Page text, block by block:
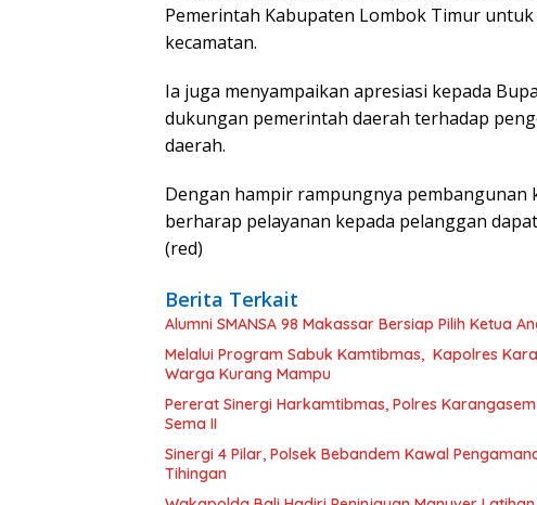
Pemerintah Kabupaten Lombok Timur
kecamatan.
Ia juga menyampaikan apresiasi kepada
dukungan pemerintah daerah terhadap
daerah.
Dengan hampir rampungnya
berharap pelayanan kepada pelanggan
(red)
Berita Terkait
Alumni SMANSA 98 Makassar Bersiap Pilih Ketua
Melalui Program Sabuk Kamtibmas, Kapolres
Warga Kurang Mampu
Pererat Sinergi Harkamtibmas, Polres
Sema II
Sinergi 4 Pilar, Polsek Bebandem Kawal
Tihingan